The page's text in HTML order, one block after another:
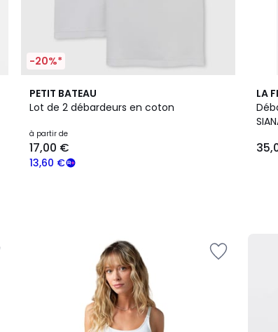
-20%*
PETIT BATEAU
Lot de 2 débardeurs en coton
à partir de
13,60 €
17,00 €
LA
2